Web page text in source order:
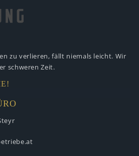
zu verlieren, fällt niemals leicht. Wir
schweren Zeit.